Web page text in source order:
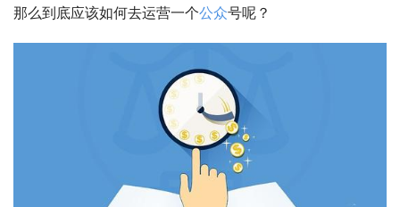
那么到底应该如何去运营一个公众号呢？